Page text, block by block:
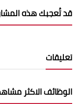
قد تُعجبك هذه
تعليقات
الوظائف الاكثر